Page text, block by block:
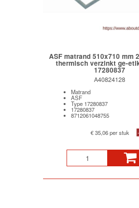
ASF matrand 510x710 mm
thermisch verzinkt ge-
17280837
A40824128
Matrand
ASF
Type 17280837
17280837
8712061048755
€ 35,06 per stuk